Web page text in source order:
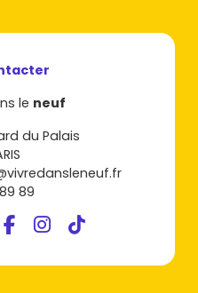
le neuf
du Palais
89